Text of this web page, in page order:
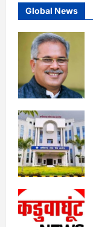
Global News